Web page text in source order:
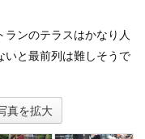
ランのテラスはかなり人
いと最前列は難しそうで
真を拡大